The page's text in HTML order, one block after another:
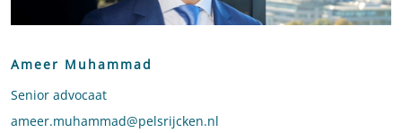
Ameer Muhammad
Senior advocaat
Stuur een e-mail naar Ameer Muhammad
ameer.muhammad@pelsrijcken.nl